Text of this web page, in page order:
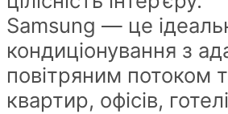
Samsung — це
кондиціонування з
повітряним потоком
квартир, офісів,